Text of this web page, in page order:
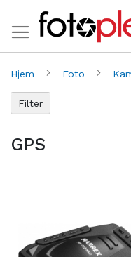
Hjem Foto
GPS
Filter